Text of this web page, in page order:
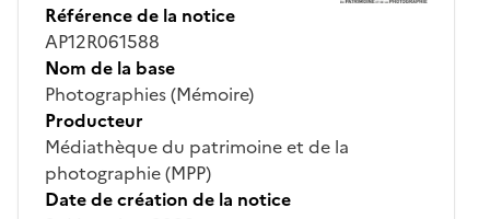
Référence de la notice
AP12R061588
Nom de la base
Photographies (Mémoire)
Producteur
Médiathèque du patrimoine et de la
photographie (MPP)
Date de création de la notice